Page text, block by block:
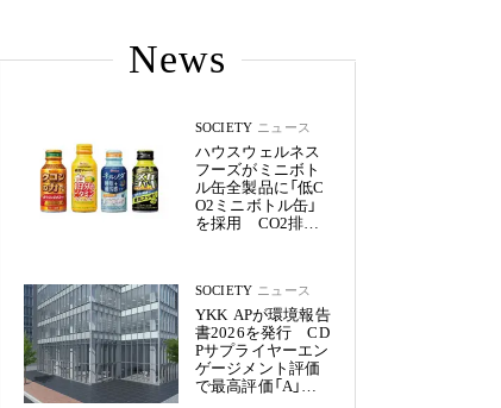
News
SOCIETY ニュース
ハウスウェルネス
フーズがミニボト
ル缶全製品に「低C
O2ミニボトル缶」
を採用 CO2排出
SOCIETY ニュース
YKK APが環境報告
書2026を発行 CD
Pサプライヤーエン
ゲージメント評価
で最高評価「A」を